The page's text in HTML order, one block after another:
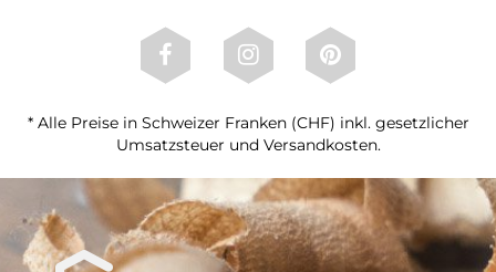
* Alle Preise in Schweizer Franken (CHF) inkl. gesetzlicher
Umsatzsteuer und Versandkosten.